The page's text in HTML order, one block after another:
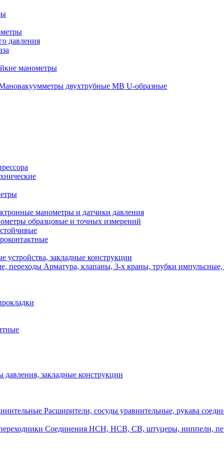
давления
манометры
двухтрубные МВ U-образные
манометры и датчики давления
образцовые и точных измерений
устройства, закладные конструкции
Арматура, клапаны, 3-х краны, трубки импульсные,
давления, закладные конструкции
Расширители, сосуды уравнительные, рукава
Соединения НСН, НСВ, СВ, штуцеры, ниппели,